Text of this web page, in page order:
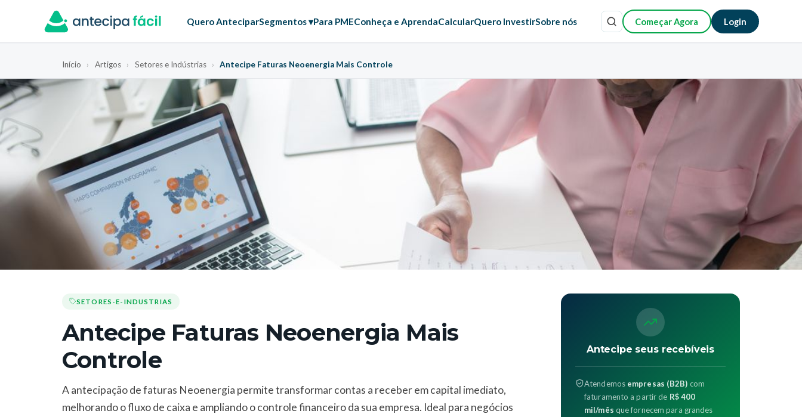
Quero AnteciparSegmentos ▾Para PMEConheça e AprendaCalcularQuero InvestirSobre nós Começar Agora Login
Início › Artigos › Setores e Indústrias › Antecipe Faturas Neoenergia Mais Controle
SETORES-E-INDUSTRIAS
Antecipe Faturas Neoenergia Mais
Controle
A antecipação de faturas Neoenergia permite transformar contas a receber em capital imediato,
melhorando o fluxo de caixa e ampliando o controle financeiro da sua empresa. Ideal para negócios
Antecipe seus recebíveis
Atendemos empresas (B2B) com
faturamento a partir de R$ 400
mil/mês que fornecem para grandes